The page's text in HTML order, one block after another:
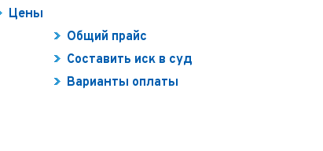
Цены
Общий прайс
Составить иск в суд
Варианты оплаты